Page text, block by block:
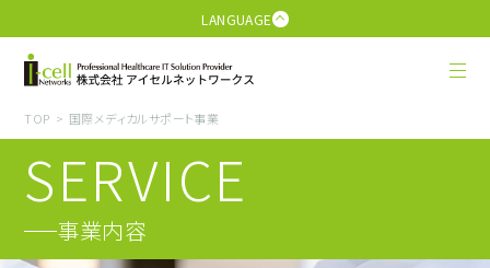
LANGUAGE
TOP 国際メディカルサポート事業
SERVICE
事業内容